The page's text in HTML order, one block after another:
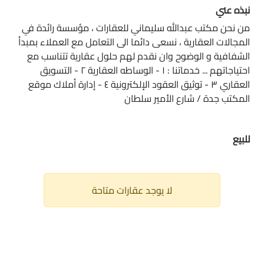
نبذه عني
من نحن مكتب عبدالله سليماني للعقارات ، مؤسسة رائدة في
المجالات العقارية ، نسعى دائما الى التعامل مع العملاء بمبدأ
الشفافية و الوضوح وان نقدم لهم حلول عقارية تتناسب مع
احتياجاتهم ... خدماتنا : ١ - الوساطه العقارية ٢ - التسويق
العقاري ٣ - توثيق العقود الإلكترونية ٤ - إدارة أملاك موقع
المكتب جدة / شارع الأمير سلطان
للبيع
لا يوجد عقارات متاحة